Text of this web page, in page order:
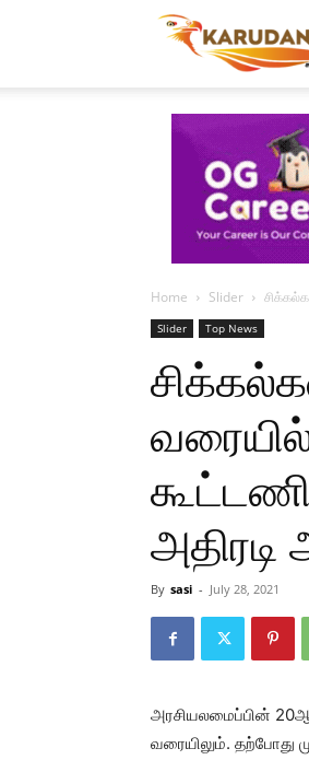
Home Slider
Slider Top News
அதிரடி
By sasi - July 28, 2021
அரசியலமைப்பின்
வரையிலும். தற்போது